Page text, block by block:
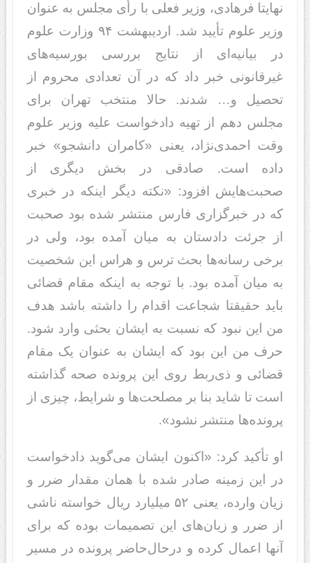
نهایتا فرهادی، وزیر فعلی با رأی مجلس به عنوان
وزیر علوم تأیید شد. اردیبهشت ٩۴ وزارت علوم
در بیانیه‌ای از نتایج بررسی بورسیه‌های
غیرقانونی خبر داد که در آن تعدادی محروم از
تحصیل و… شدند. حالا منتخب تهران برای
مجلس دهم از تهیه دادخواست علیه وزیر علوم
وقت احمدی‌نژاد، یعنی «کامران دانشجو» خبر
داده است. صادقی در بخش دیگری از
صحبت‌هایش افزود: «نکته دیگر اینکه در خبری
که در خبرگزاری فارس منتشر شده بود صحبت
از جرئت دادستان به میان آمده بود، ولی در
برخی رسانه‌ها بحث ترس و هراس این شخصیت
به میان آمده بود. با توجه به اینکه مقام قضائی
باید حقیقتا شجاعت اقدام را داشته باشد هدف
من این نبود که نسبت به ایشان بحثی وارد شود.
حرف من این بود که ایشان به عنوان یک مقام
قضائی و ذی‌ربط روی این پرونده صحه گذاشته
است تا شاید بنا بر مصلحت‌ها و شرایط، چیزی از
پرونده‌ها منتشر نشود».
او تأکید کرد: «اکنون ایشان می‌گوید دادخواست
در این زمینه صادر شده با همان مقدار ضرر و
زیان وارده، یعنی ۵٢ میلیارد ریال خواسته ناشی
از ضرر و زیان‌های این تصمیمات بوده که برای
آنها اعمال کرده و درحال‌حاضر پرونده در مسیر